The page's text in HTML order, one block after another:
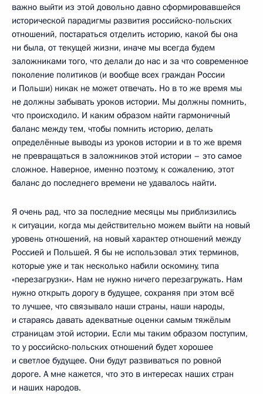
важно выйти из этой довольно давно сформировавшейся
исторической парадигмы развития российско-польских
отношений, постараться отделить историю, какой бы она
ни была, от текущей жизни, иначе мы всегда будем
заложниками того, что делали до нас и за что современное
поколение политиков (и вообще всех граждан России
и Польши) никак не может отвечать. Но в то же время мы
не должны забывать уроков истории. Мы должны помнить,
что происходило. И каким образом найти гармоничный
баланс между тем, чтобы помнить историю, делать
определённые выводы из уроков истории и в то же время
не превращаться в заложников этой истории – это самое
сложное. Наверное, именно поэтому, к сожалению, этот
баланс до последнего времени не удавалось найти.
Я очень рад, что за последние месяцы мы приблизились
к ситуации, когда мы действительно можем выйти на новый
уровень отношений, на новый характер отношений между
Россией и Польшей. Я бы не использовал этих терминов,
которые уже и так несколько набили оскомину, типа
«перезагрузки». Нам не нужно ничего перезагружать. Нам
нужно открыть дорогу в будущее, сохраняя при этом всё
то лучшее, что связывало наши страны, наши народы,
и стараясь давать адекватные оценки самым тяжёлым
страницам этой истории. Если мы таким образом поступим,
то у российско-польских отношений будет хорошее
и светлое будущее. Они будут развиваться по ровной
дороге. А мне кажется, что это в интересах наших стран
и наших народов.